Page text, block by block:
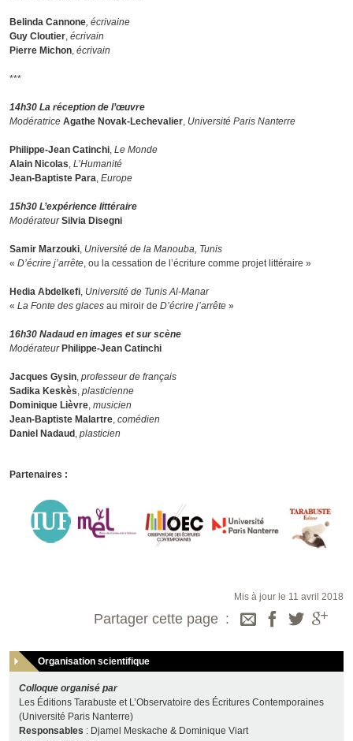
Belinda Cannone, écrivaine
Guy Cloutier, écrivain
Pierre Michon, écrivain
***
14h30 La réception de l’œuvre
Modératrice Agathe Novak-Lechevalier, Université Paris Nanterre
Philippe-Jean Catinchi, Le Monde
Alain Nicolas, L’Humanité
Jean-Baptiste Para, Europe
15h30 L’expérience littéraire
ModérateurSilvia Disegni
Samir Marzouki, Université de la Manouba, Tunis
« D’écrire j’arrête, ou la cessation de l’écriture comme projet littéraire »
Hedia Abdelkefi, Université de Tunis Al-Manar
« La Fonte des glaces au miroir de D’écrire j’arrête »
16h30 Nadaud en images et sur scène
ModérateurPhilippe-Jean Catinchi
Jacques Gysin, professeur de français
Sadika Keskès, plasticienne
Dominique Lièvre, musicien
Jean-Baptiste Malartre, comédien
Daniel Nadaud, plasticien
Partenaires :
Mis à jour le 11 avril 2018
Partager cette page
Organisation scientifique
Colloque organisé par
Les Éditions Tarabuste et L’Observatoire des Écritures Contemporaines
(Université Paris Nanterre)
Responsables : Djamel Meskache & Dominique Viart